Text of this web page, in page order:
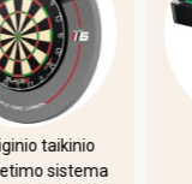
taikinio
sistema